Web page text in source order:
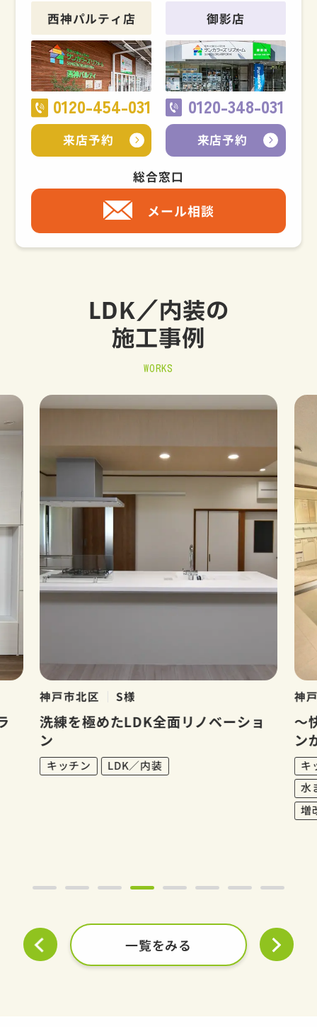
西神パルティ店
0120-454-031
来店予約
御影店
0120-348-031
来店予約
総合窓口
メール相談
LDK／内装の
施工事例
WORKS
神戸市北区 S様
洗練を極めたLDK全面リノベーショ
ン
キッチン LDK／内装
神
～
ン
キ
水
増
一覧をみる